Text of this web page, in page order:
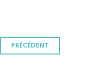
Navigation
PRÉCÉDENT